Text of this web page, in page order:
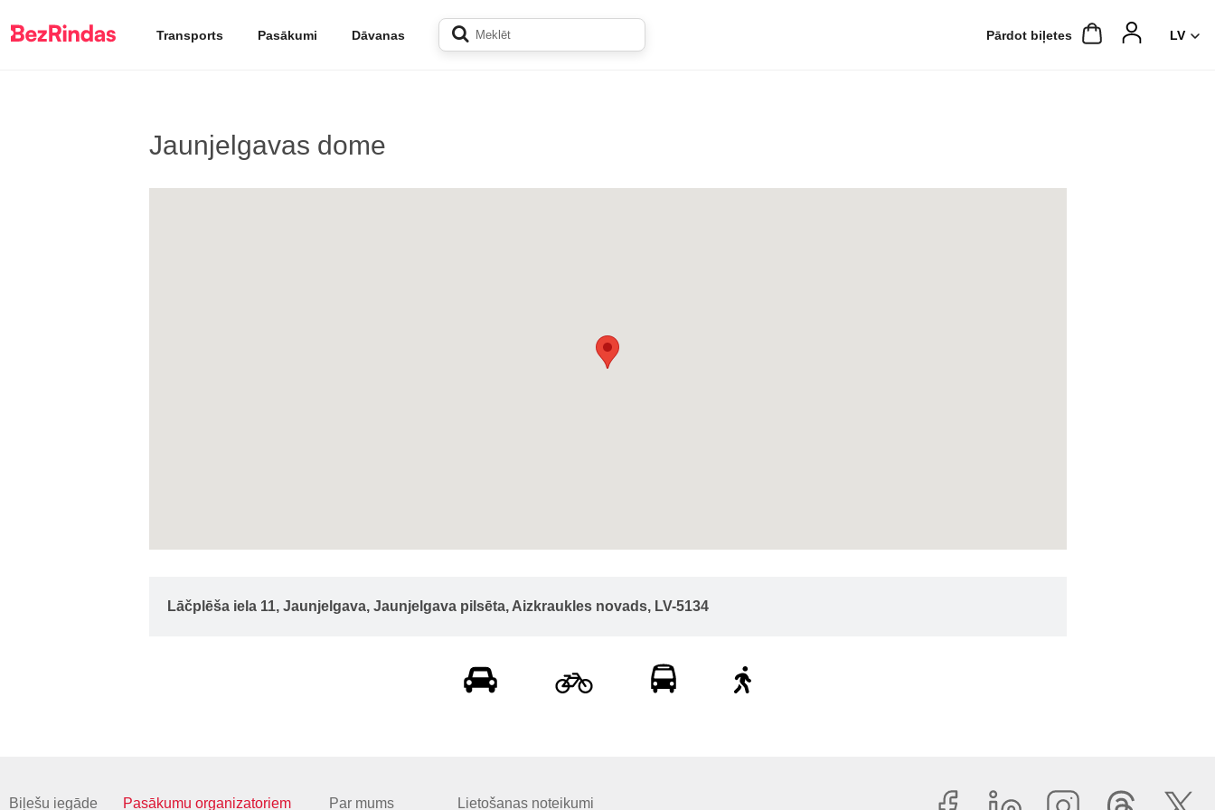
Transports Pasākumi Dāvanas Pārdot biļetes
Jaunjelgavas dome
Lāčplēša iela 11, Jaunjelgava, Jaunjelgava pilsēta, Aizkraukles novads, LV-5134
Biļešu iegāde Pasākumu organizatoriem Par mums Lietošanas noteikumi